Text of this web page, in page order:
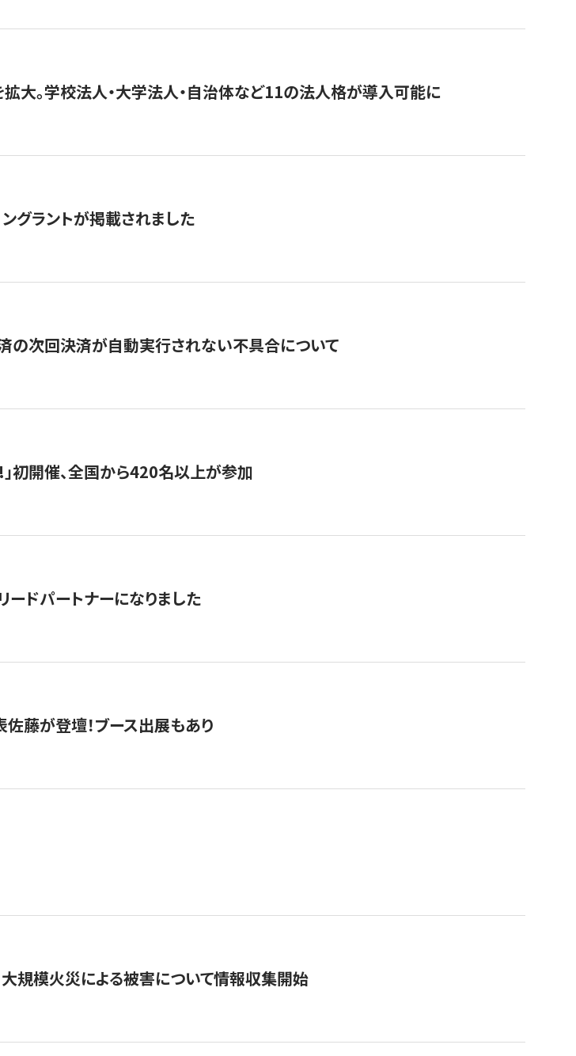
大。学校法人・大学法人・自治体など11の法人格が導入可能に
グラントが掲載されました
の次回決済が自動実行されない不具合について
初開催、全国から420名以上が参加
ドパートナーになりました
佐藤が登壇！ブース出展もあり
規模火災による被害について情報収集開始